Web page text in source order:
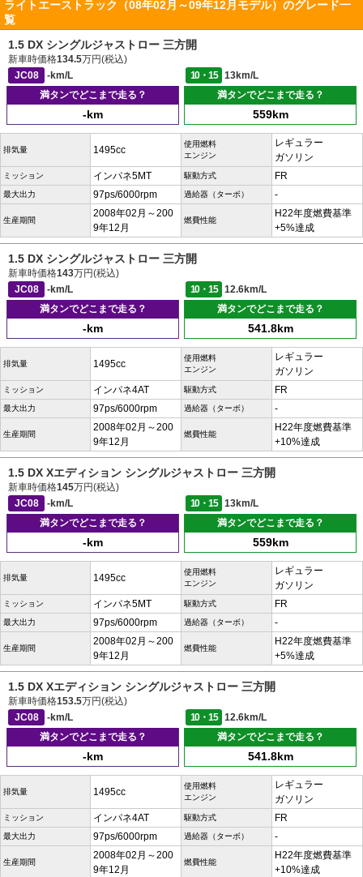
ライトエーストラック（08年02月～09年12月モデル）のグレード一
覧
1.5 DX シングルジャストロー 三方開
新車時価格134.5万円(税込)
JC08
-km/L 10・15
13km/L
満タンでどこまで走る？
-km
満タンでどこまで走る？
559km
排気量 1495cc
使用燃料
エンジン
レギュラー
ガソリン
ミッション インパネ5MT 駆動方式 FR
最大出力 97ps/6000rpm 過給器（ターボ） -
生産期間
2008年02月～200
9年12月
燃費性能
H22年度燃費基準
+5%達成
1.5 DX シングルジャストロー 三方開
新車時価格143万円(税込)
JC08
-km/L 10・15
12.6km/L
満タンでどこまで走る？
-km
満タンでどこまで走る？
541.8km
排気量 1495cc
使用燃料
エンジン
レギュラー
ガソリン
ミッション インパネ4AT 駆動方式 FR
最大出力 97ps/6000rpm 過給器（ターボ） -
生産期間
2008年02月～200
9年12月
燃費性能
H22年度燃費基準
+10%達成
1.5 DX Xエディション シングルジャストロー 三方開
新車時価格145万円(税込)
JC08
-km/L 10・15
13km/L
満タンでどこまで走る？
-km
満タンでどこまで走る？
559km
排気量 1495cc
使用燃料
エンジン
レギュラー
ガソリン
ミッション インパネ5MT 駆動方式 FR
最大出力 97ps/6000rpm 過給器（ターボ） -
生産期間
2008年02月～200
9年12月
燃費性能
H22年度燃費基準
+5%達成
1.5 DX Xエディション シングルジャストロー 三方開
新車時価格153.5万円(税込)
JC08
-km/L 10・15
12.6km/L
満タンでどこまで走る？
-km
満タンでどこまで走る？
541.8km
排気量 1495cc
使用燃料
エンジン
レギュラー
ガソリン
ミッション インパネ4AT 駆動方式 FR
最大出力 97ps/6000rpm 過給器（ターボ） -
生産期間
2008年02月～200
9年12月
燃費性能
H22年度燃費基準
+10%達成